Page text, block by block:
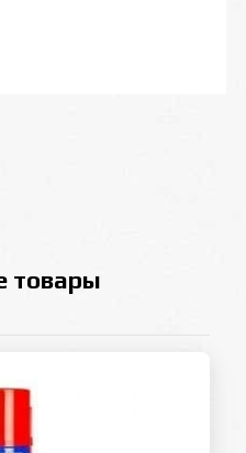
товары